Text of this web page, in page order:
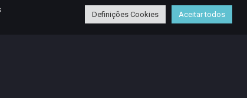
Definições Cookies Aceitar todos